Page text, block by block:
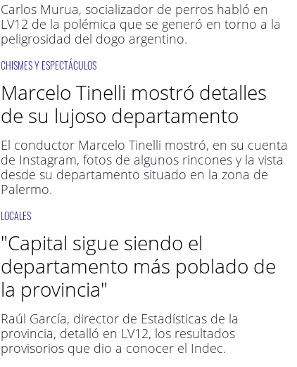
Carlos Murua, socializador de perros habló en
LV12 de la polémica que se generó en torno a la
peligrosidad del dogo argentino.
CHISMES Y ESPECTÁCULOS
Marcelo Tinelli mostró detalles
de su lujoso departamento
El conductor Marcelo Tinelli mostró, en su cuenta
de Instagram, fotos de algunos rincones y la vista
desde su departamento situado en la zona de
Palermo.
LOCALES
"Capital sigue siendo el
departamento más poblado de
la provincia"
Raúl García, director de Estadísticas de la
provincia, detalló en LV12, los resultados
provisorios que dio a conocer el Indec.